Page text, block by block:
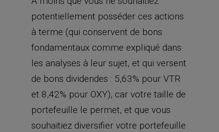
potentiellement posséder ces actions
à terme (qui conservent de bons
fondamentaux comme expliqué dans
les analyses à leur sujet, et qui versent
de bons dividendes : 5,63% pour VTR
et 8,42% pour OXY), car votre taille de
portefeuille le permet, et que vous
souhaitiez diversifier votre portefeuille